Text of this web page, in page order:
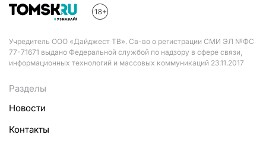
Учредитель ООО «Дайджест ТВ». Св-во о регистрации СМИ ЭЛ №ФС
77-71671 выдано Федеральной службой по надзору в сфере связи,
информационных технологий и массовых коммуникаций 23.11.2017
Разделы
Новости
Контакты